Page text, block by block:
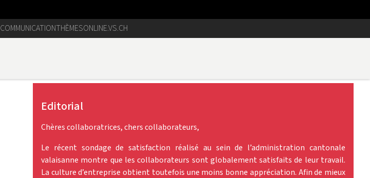
COMMUNICATIONTHÈMESONLINE.VS.CH
Editorial
Chères collaboratrices, chers collaborateurs,
Le récent sondage de satisfaction réalisé au sein de l’administration cantonale
valaisanne montre que les collaborateurs sont globalement satisfaits de leur travail.
La culture d’entreprise obtient toutefois une moins bonne appréciation. Afin de mieux